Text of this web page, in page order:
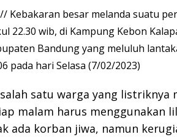
Kebakaran besar melanda suatu
22.30 wib, di Kampung Kebon
Bandung yang meluluh
pada hari Selasa (7/02/2023)
satu warga yang listriknya
malam harus menggunakan
ada korban jiwa, namun